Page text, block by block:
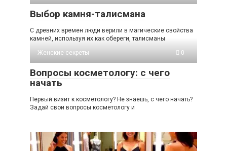
Выбор камня-талисмана
С древних времен люди верили в магические свойства
камней, используя их как обереги, талисманы
Женские секреты
0
Вопросы косметологу: с чего
начать
Первый визит к косметологу? Не знаешь, с чего начать?
Задай свои вопросы косметологу и